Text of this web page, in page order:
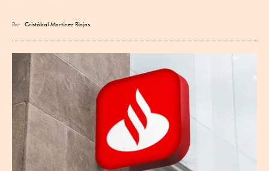
Por Cristóbal Martínez Riojas